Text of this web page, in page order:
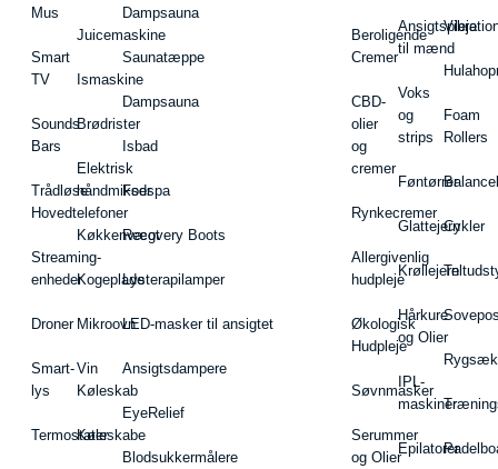
Mus
Smart
TV
Sounds
Bars
Trådløse
Hovedtelefoner
Streaming-
enheder
Droner
Smart-
lys
Termostater
Juicemaskine
Ismaskine
Brødrister
Elektrisk
håndmikser
Køkkenvægt
Kogeplade
Mikroovn
Vin
Køleskab
Køleskabe
Dampsauna
Saunatæppe
Dampsauna
Isbad
Fodspa
Recovery Boots
Lysterapilamper
LED-masker til ansigtet
Ansigtsdampere
EyeRelief
Blodsukkermålere
Beroligende
Cremer
CBD-
olier
og
cremer
Rynkecremer
Allergivenlig
hudpleje
Økologisk
Hudpleje
Søvnmasker
Serummer
og Olier
Ansigtspleje
til mænd
Voks
og
strips
Føntørrer
Glattejern
Krøllejern
Hårkure
og Olier
IPL-
maskiner
Epilatorer
Foam
Rollers
Cykler